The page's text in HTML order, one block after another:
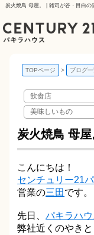
炭火焼鳥 母屋。 | 雑司が谷・目白の
TOPページ ブログ一
飲食店
美味しいもの
炭火焼鳥 母屋
こんにちは！
センチュリー21
営業の三田 です。
先日、パキラハ
弊社近くのやき